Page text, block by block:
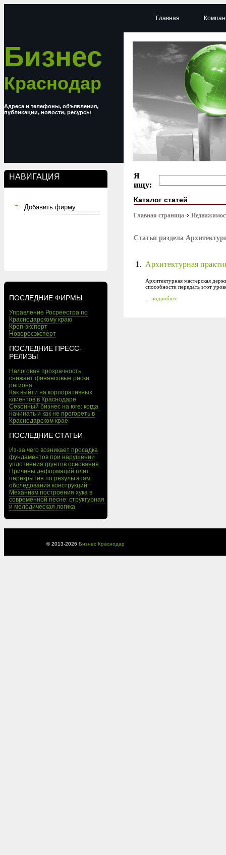
Бизнес
Краснодар
Адреса и телефоны, объявления,
публикации, новости, ресурсы
НАВИГАЦИЯ
Добавить фирму
ПОСЛЕДНИЕ ФИРМЫ
Управление Росреестра по
Краснодарскому краю
Кроп-эксперт
Новоросэксперт
ПОСЛЕДНИЕ ПРЕСС-
РЕЛИЗЫ
Налоговая прозрачность
снижает финансовые риски
региона
Как выйти на корпоративных
клиентов в Краснодаре
Сезонный бизнес на юге: когда
начинать и как не прогореть в
Краснодарском крае
ПОСЛЕДНИЕ СТАТЬИ
Из-за чего возникает просадка
фундаментов при нарушении
уплотнения грунтов основания
Причины деформаций плит
перекрытия по результатам
обследования конструкций
Механизм построения хука в
современной песне: структурная
и мелодическая логика
Главная
Я
ищу:
Каталог статей
Главная страница
Статьи раздела
1. Архитектурная
Архитектурная мастерская
способности передать этот
подробнее
© 2013-2026 Бизнес Краснодар